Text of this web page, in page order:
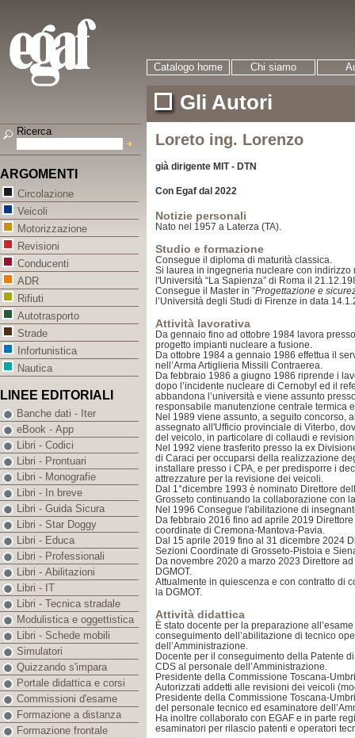
Catalogo home Chi siamo
Gli Autori
Loreto ing. Lorenzo
già dirigente MIT - DTN
Con Egaf dal 2022
Notizie personali
Nato nel 1957 a Laterza (TA).
Studio e formazione
Consegue il diploma di maturità classica.
Si laurea in ingegneria nucleare con indirizzo
l'Università “La Sapienza” di Roma il
Consegue il Master in ”Progettazione e
l’Università degli Studi di Firenze in data
Attività lavorativa
Da gennaio fino ad ottobre 1984 lavora
progetto impianti nucleare a fusione.
Da ottobre 1984 a gennaio 1986 effettua il
nell’Arma Artiglieria Missili Contraerea.
Da febbraio 1986 a giugno 1986 riprende i
dopo l’incidente nucleare di Cernobyl ed il
abbandona l’università e viene assunto
responsabile manutenzione centrale termica
Nel 1989 viene assunto, a seguito concorso,
assegnato all'Ufficio provinciale di Viterbo,
del veicolo, in particolare di collaudi e
Nel 1992 viene trasferito presso la ex
di Caraci per occuparsi della realizzazione
installare presso i CPA, e per predisporre i
attrezzature per la revisione dei veicoli.
Dal 1°dicembre 1993 è nominato Direttore
Grosseto continuando la collaborazione con
Nel 1996 Consegue l'abilitazione di
Da febbraio 2016 fino ad aprile 2019
coordinate di Cremona-Mantova-Pavia.
Dal 15 aprile 2019 fino al 31 dicembre 2024
Sezioni Coordinate di Grosseto-Pistoia e
Da novembre 2020 a marzo 2023 Direttore
DGMOT.
Attualmente in quiescenza e con contratto di
la DGMOT.
Attività didattica
È stato docente per la preparazione
conseguimento dell’abilitazione di tecnico
dell’Amministrazione.
Docente per il conseguimento della Patente
CDS al personale dell’Amministrazione.
Presidente della Commissione Toscana-
Autorizzati addetti alle revisioni dei veicoli
Presidente della Commissione Toscana-
del personale tecnico ed esaminatore
Ha inoltre collaborato con EGAF e in parte
esaminatori per rilascio patenti e operatori
Ricerca
ARGOMENTI
Circolazione
Veicoli
Motorizzazione
Revisioni
Conducenti
ADR
Rifiuti
Autotrasporto
Strade
Infortunistica
Nautica
LINEE EDITORIALI
Banche dati - Iter
eBook - App
Libri - Codici
Libri - Prontuari
Libri - Monografie
Libri - In breve
Libri - Guida Sicura
Libri - Star Doggy
Libri - Educa
Libri - Professionali
Libri - Abilitazioni
Libri - IT
Libri - Tecnica stradale
Modulistica e oggettistica
Libri - Schede mobili
Simulatori
Quizzando s'impara
Portale didattica e corsi
Commissioni d'esame
Formazione a distanza
Formazione frontale